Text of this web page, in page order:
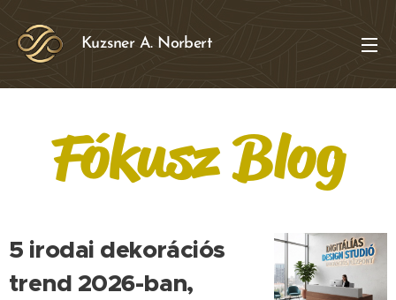
Kuzsner A. Norbert
Fókusz Blog
5 irodai dekorációs
trend 2026-ban,